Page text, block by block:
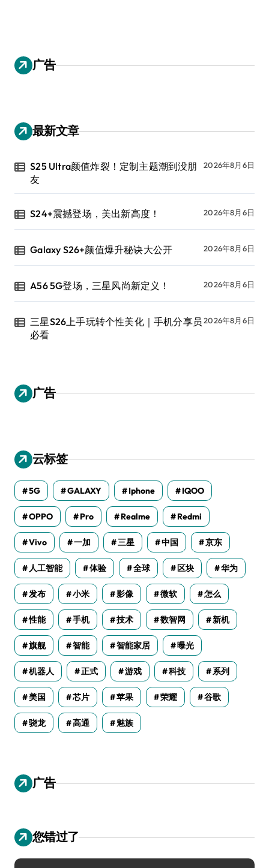
广告
最新文章
S25 Ultra颜值炸裂！定制主题潮到没朋
友
2026年8月6日
S24+震撼登场，美出新高度！ 2026年8月6日
Galaxy S26+颜值爆升秘诀大公开 2026年8月6日
A56 5G登场，三星风尚新定义！ 2026年8月6日
三星S26上手玩转个性美化｜手机分享员
必看
2026年8月6日
广告
云标签
5G GALAXY Iphone IQOO
OPPO Pro Realme Redmi
Vivo 一加 三星 中国 京东
人工智能 体验 全球 区块 华为
发布 小米 影像 微软 怎么
性能 手机 技术 数智网 新机
旗舰 智能 智能家居 曝光
机器人 正式 游戏 科技 系列
美国 芯片 苹果 荣耀 谷歌
骁龙 高通 魅族
广告
您错过了